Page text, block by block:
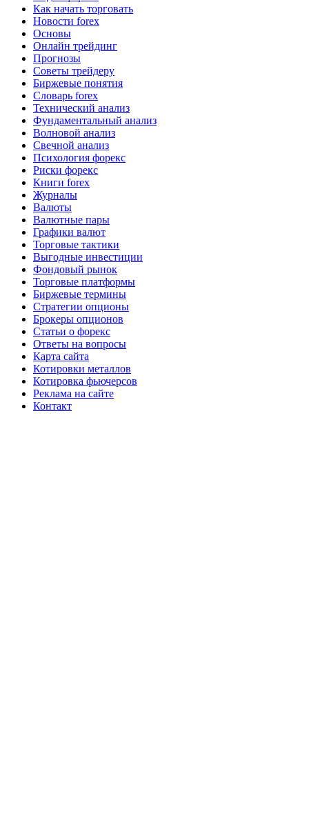
Как начать торговать
Новости forex
Основы
Онлайн трейдинг
Прогнозы
Советы трейдеру
Биржевые понятия
Словарь forex
Технический анализ
Фундаментальный анализ
Волновой анализ
Свечной анализ
Психология форекс
Риски форекс
Книги forex
Журналы
Валюты
Валютные пары
Графики валют
Торговые тактики
Выгодные инвестиции
Фондовый рынок
Торговые платформы
Биржевые термины
Стратегии опционы
Брокеры опционов
Статьи о форекс
Ответы на вопросы
Карта сайта
Котировки металлов
Котировка фьючерсов
Реклама на сайте
Контакт